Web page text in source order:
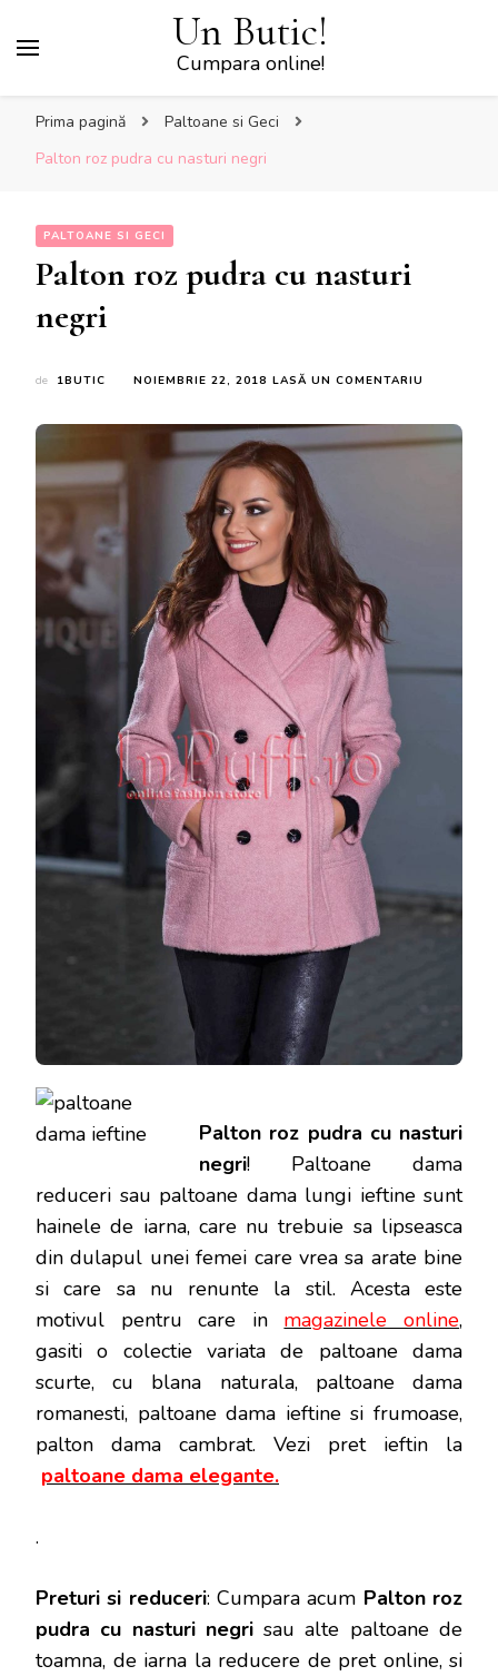
Un Butic!
Cumpara online!
Prima pagină
Paltoane si Geci
Palton roz pudra cu nasturi negri
PALTOANE SI GECI
Palton roz pudra cu nasturi
negri
de 1BUTIC NOIEMBRIE 22, 2018 LASĂ UN COMENTARIU
PUDRA
Palton roz pudra cu nasturi
negri! Paltoane dama
reduceri sau paltoane dama lungi ieftine sunt
hainele de iarna, care nu trebuie sa lipseasca
din dulapul unei femei care vrea sa arate bine
si care sa nu renunte la stil. Acesta este
motivul pentru care in magazinele online,
gasiti o colectie variata de paltoane dama
scurte, cu blana naturala, paltoane dama
romanesti, paltoane dama ieftine si frumoase,
palton dama cambrat. Vezi pret ieftin la
paltoane dama elegante.
.
Preturi si reduceri: Cumpara acum Palton roz
pudra cu nasturi negrisau alte paltoane de
toamna, de iarna la reducere de pret online, si